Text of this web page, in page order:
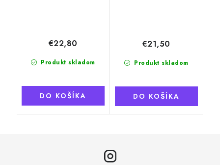
Produkt skladom
€22,80
DO KOŠÍKA
Produkt skladom
€21,50
DO KOŠÍKA